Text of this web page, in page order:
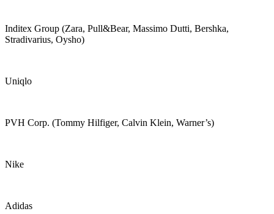
Inditex Group (Zara, Pull&Bear, Massimo Dutti, Bershka,
Stradivarius, Oysho)
Uniqlo
PVH Corp. (Tommy Hilfiger, Calvin Klein, Warner’s)
Nike
Adidas